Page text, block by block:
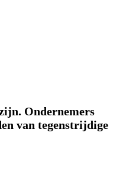
Ondernemers
van tegenstrijdige